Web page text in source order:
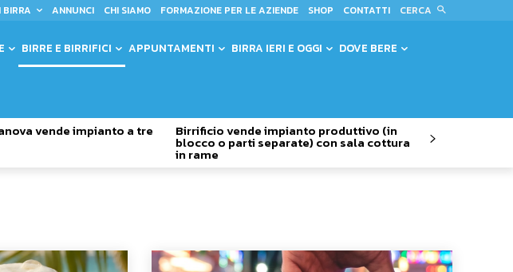
BIRRA ANNUNCI CHI SIAMO FORMAZIONE PER LE AZIENDE SHOP CONTATTI CERCA
BIRRE E BIRRIFICI APPUNTAMENTI BIRRA IERI E OGGI DOVE BERE
vende impianto a tre Birrificio vende impianto produttivo (in
blocco o parti separate) con sala cottura
in rame